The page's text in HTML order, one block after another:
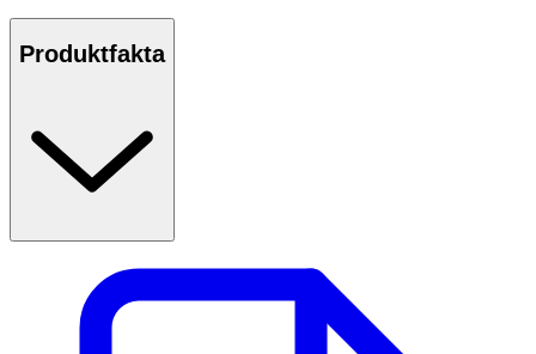
Produktfakta